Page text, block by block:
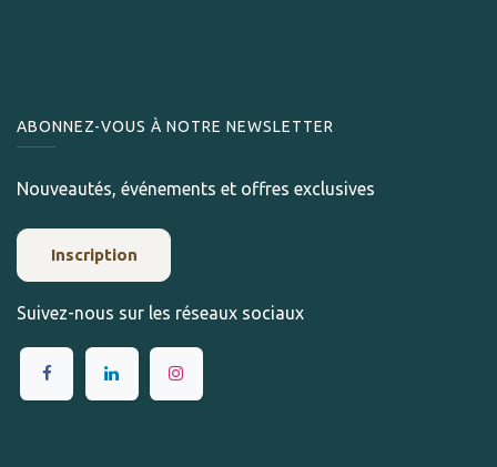
ABONNEZ-VOUS À NOTRE NEWSLETTER
Nouveautés, événements et offres exclusives
Inscription
Suivez-nous sur les réseaux sociaux